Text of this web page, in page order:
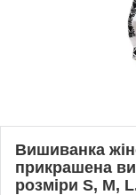
Вишиванка
прикрашена
розміри S, M,